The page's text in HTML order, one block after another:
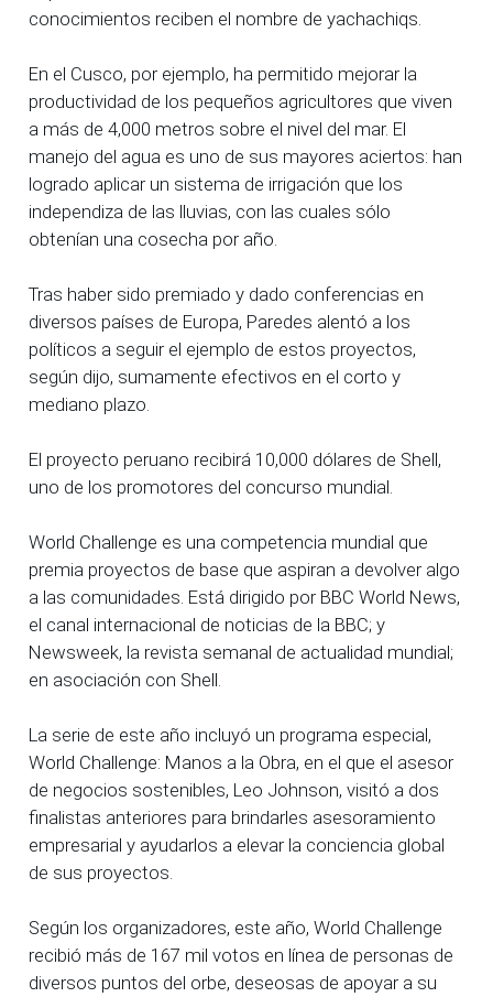
conocimientos reciben el nombre de yachachiqs.
En el Cusco, por ejemplo, ha permitido mejorar la
productividad de los pequeños agricultores que viven
a más de 4,000 metros sobre el nivel del mar. El
manejo del agua es uno de sus mayores aciertos: han
logrado aplicar un sistema de irrigación que los
independiza de las lluvias, con las cuales sólo
obtenían una cosecha por año.
Tras haber sido premiado y dado conferencias en
diversos países de Europa, Paredes alentó a los
políticos a seguir el ejemplo de estos proyectos,
según dijo, sumamente efectivos en el corto y
mediano plazo.
El proyecto peruano recibirá 10,000 dólares de Shell,
uno de los promotores del concurso mundial.
World Challenge es una competencia mundial que
premia proyectos de base que aspiran a devolver algo
a las comunidades. Está dirigido por BBC World News,
el canal internacional de noticias de la BBC; y
Newsweek, la revista semanal de actualidad mundial;
en asociación con Shell.
La serie de este año incluyó un programa especial,
World Challenge: Manos a la Obra, en el que el asesor
de negocios sostenibles, Leo Johnson, visitó a dos
finalistas anteriores para brindarles asesoramiento
empresarial y ayudarlos a elevar la conciencia global
de sus proyectos.
Según los organizadores, este año, World Challenge
recibió más de 167 mil votos en línea de personas de
diversos puntos del orbe, deseosas de apoyar a su